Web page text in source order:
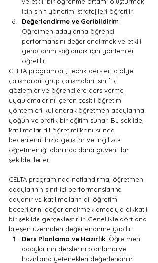
için sınıf yönetimi stratejileri öğretilir.
Değerlendirme ve Geribildirim:
Öğretmen adaylarına öğrenci
performansını değerlendirmek ve etkili
geribildirim sağlamak için yöntemler
öğretilir.
CELTA programları, teorik dersler, atölye
çalışmaları, grup çalışmaları, sınıf içi
gözlemler ve öğrencilere ders verme
uygulamalarını içeren çeşitli öğretim
yöntemleri kullanarak öğretmen adaylarına
yoğun ve pratik bir eğitim sunar. Bu şekilde,
katılımcılar dil öğretimi konusunda
becerilerini hızla geliştirir ve İngilizce
öğretmenliği alanında daha güvenli bir
şekilde ilerler.
CELTA programında notlandırma, öğretmen
adaylarının sınıf içi performanslarına
dayanır ve katılımcıların dil öğretimi
becerilerini değerlendirmek amacıyla dikkatli
bir şekilde gerçekleştirilir. Genellikle dört ana
bileşen üzerinden değerlendirme yapılır:
Ders Planlama ve Hazırlık: Öğretmen
adaylarının derslerini planlama ve
hazırlama yetenekleri değerlendirilir.